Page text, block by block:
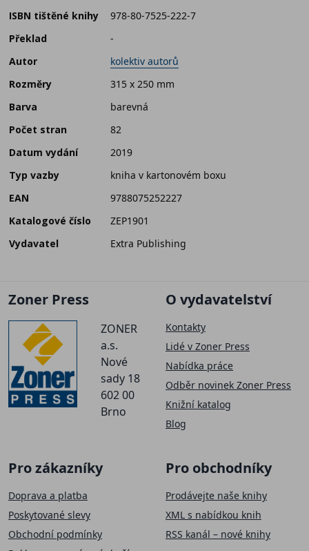
ISBN tištěné knihy
978-80-7525-222-7
Překlad
-
Autor
kolektiv autorů
Rozměry
315 x 250 mm
Barva
barevná
Počet stran
82
Datum vydání
2019
Typ vazby
kniha v kartonovém boxu
EAN
9788075252227
Katalogové číslo
ZEP1901
Vydavatel
Extra Publishing
Zoner Press
ZONER
a.s.
Nové
sady 18
602 00
Brno
O vydavatelství
Kontakty
Lidé v Zoner Press
Nabídka práce
Odběr novinek Zoner Press
Knižní katalog
Blog
Pro zákazníky
Doprava a platba
Poskytované slevy
Obchodní podmínky
Pro obchodníky
Prodávejte naše knihy
XML s nabídkou knih
RSS kanál – nové knihy